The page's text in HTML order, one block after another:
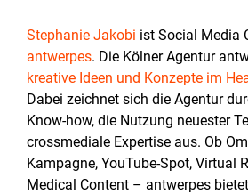
Stephanie Jakobi ist Social Media
antwerpes. Die Kölner Agentur
kreative Ideen und Konzepte im
Dabei zeichnet sich die Agentur
Know-how, die Nutzung neuester
crossmediale Expertise aus. Ob
Kampagne, YouTube-Spot, Virtual
Medical Content – antwerpes